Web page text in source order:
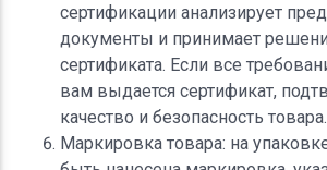
сертификации анализирует
документы и принимает
сертификата. Если все
вам выдается сертификат,
качество и безопасность товара.
Маркировка товара: на